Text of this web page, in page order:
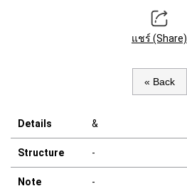
แชร์ (Share)
« Back
Details &
Structure -
Note -